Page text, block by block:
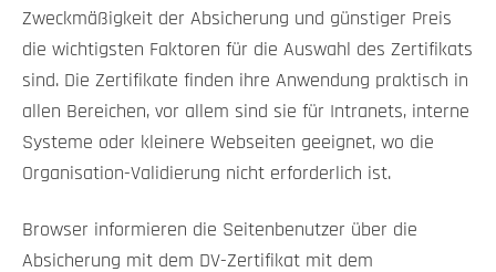
Zweckmäßigkeit der Absicherung und günstiger Preis
die wichtigsten Faktoren für die Auswahl des Zertifikats
sind. Die Zertifikate finden ihre Anwendung praktisch in
allen Bereichen, vor allem sind sie für Intranets, interne
Systeme oder kleinere Webseiten geeignet, wo die
Organisation-Validierung nicht erforderlich ist.
Browser informieren die Seitenbenutzer über die
Absicherung mit dem DV-Zertifikat mit dem